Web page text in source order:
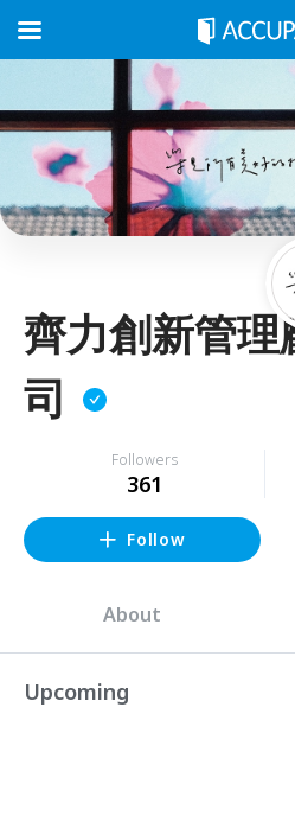
齊力創新管
司
Followers
361
Follow
About
Upcoming